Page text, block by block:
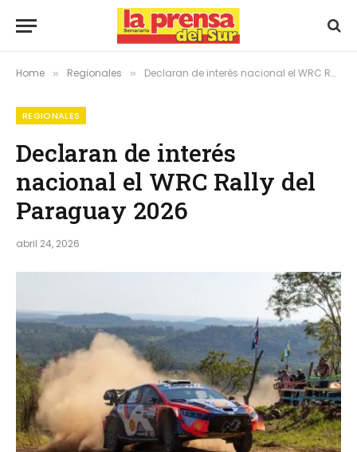
Home » Regionales » Declaran de interés nacional el WRC Rally del Paraguay 2026
REGIONALES
Declaran de interés
nacional el WRC Rally del
Paraguay 2026
abril 24, 2026